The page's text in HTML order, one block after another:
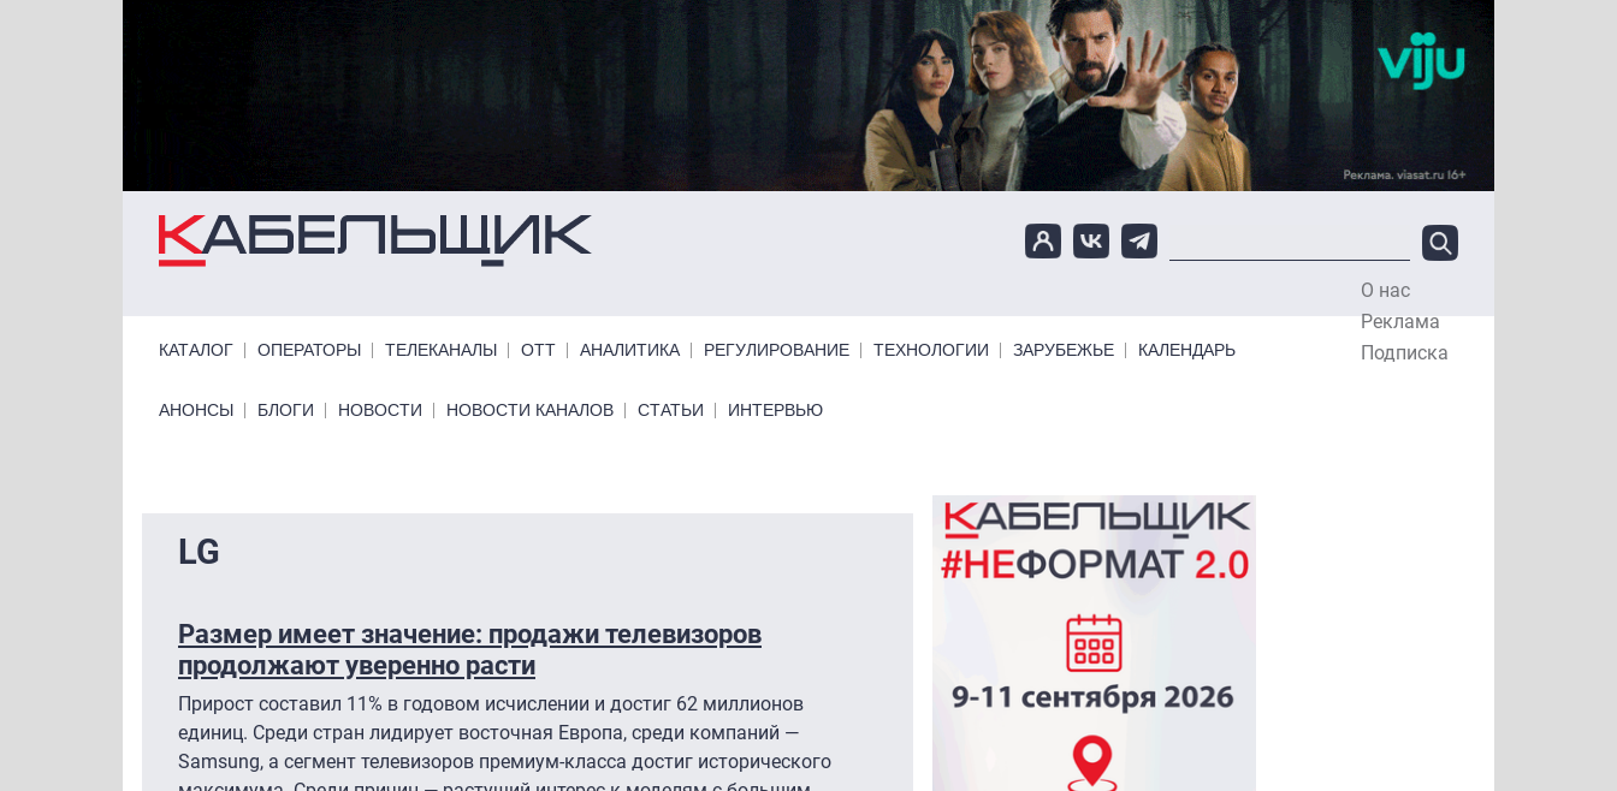
Перейти к основному содержанию
О нас
Реклама
Подписка
КАТАЛОГ ОПЕРАТОРЫ ТЕЛЕКАНАЛЫ ОТТ АНАЛИТИКА РЕГУЛИРОВАНИЕ ТЕХНОЛОГИИ ЗАРУБЕЖЬЕ КАЛЕНДАРЬ
Primary links bottom
АНОНСЫ БЛОГИ НОВОСТИ НОВОСТИ КАНАЛОВ СТАТЬИ ИНТЕРВЬЮ
LG
Размер имеет значение: продажи телевизоров
продолжают уверенно расти
Прирост составил 11% в годовом исчислении и достиг 62 миллионов
единиц. Среди стран лидирует восточная Европа, среди компаний —
Samsung, а сегмент телевизоров премиум-класса достиг исторического